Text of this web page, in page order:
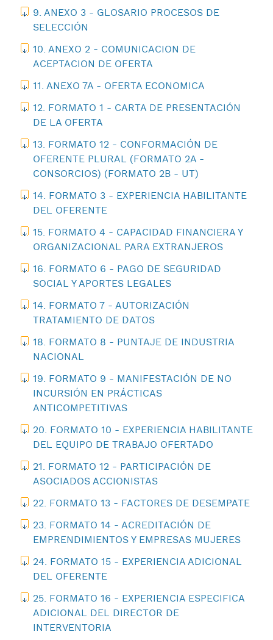
9. ANEXO 3 - GLOSARIO PROCESOS DE
SELECCIÓN
10. ANEXO 2 - COMUNICACION DE
ACEPTACION DE OFERTA
11. ANEXO 7A - OFERTA ECONOMICA
12. FORMATO 1 - CARTA DE PRESENTACIÓN
DE LA OFERTA
13. FORMATO 12 - CONFORMACIÓN DE
OFERENTE PLURAL (FORMATO 2A -
CONSORCIOS) (FORMATO 2B - UT)
14. FORMATO 3 - EXPERIENCIA HABILITANTE
DEL OFERENTE
15. FORMATO 4 - CAPACIDAD FINANCIERA Y
ORGANIZACIONAL PARA EXTRANJEROS
16. FORMATO 6 - PAGO DE SEGURIDAD
SOCIAL Y APORTES LEGALES
14. FORMATO 7 - AUTORIZACIÓN
TRATAMIENTO DE DATOS
18. FORMATO 8 - PUNTAJE DE INDUSTRIA
NACIONAL
19. FORMATO 9 - MANIFESTACIÓN DE NO
INCURSIÓN EN PRÁCTICAS
ANTICOMPETITIVAS
20. FORMATO 10 - EXPERIENCIA HABILITANTE
DEL EQUIPO DE TRABAJO OFERTADO
21. FORMATO 12 - PARTICIPACIÓN DE
ASOCIADOS ACCIONISTAS
22. FORMATO 13 - FACTORES DE DESEMPATE
23. FORMATO 14 - ACREDITACIÓN DE
EMPRENDIMIENTOS Y EMPRESAS MUJERES
24. FORMATO 15 - EXPERIENCIA ADICIONAL
DEL OFERENTE
25. FORMATO 16 - EXPERIENCIA ESPECIFICA
ADICIONAL DEL DIRECTOR DE
INTERVENTORIA